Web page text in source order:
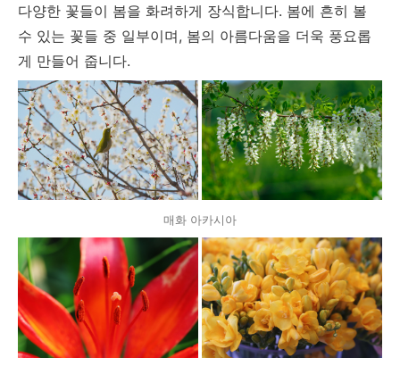
다양한 꽃들이 봄을 화려하게 장식합니다. 봄에 흔히 볼
수 있는 꽃들 중 일부이며, 봄의 아름다움을 더욱 풍요롭
게 만들어 줍니다.
매화 아카시아